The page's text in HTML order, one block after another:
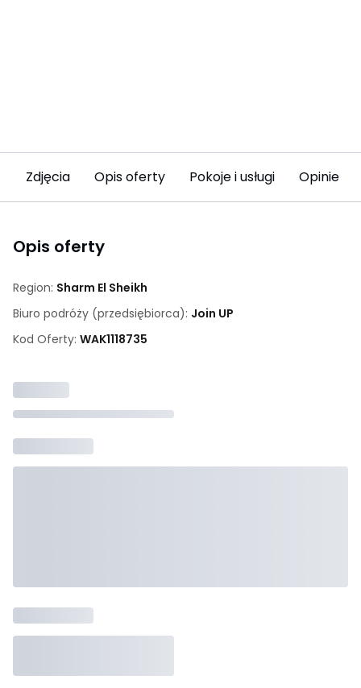
Zdjęcia Opis oferty Pokoje i usługi Opinie
Opis oferty
Region: Sharm El Sheikh
Biuro podróży (przedsiębiorca): Join UP
Kod Oferty: WAK1118735